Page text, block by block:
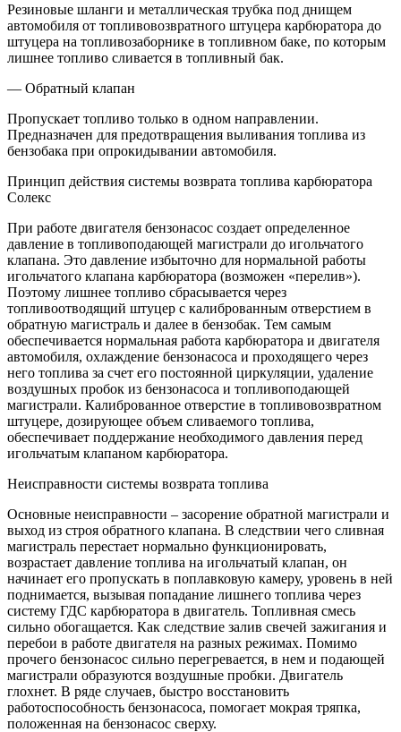
Резиновые шланги и металлическая трубка под днищем
автомобиля от топливовозвратного штуцера карбюратора до
штуцера на топливозаборнике в топливном баке, по которым
лишнее топливо сливается в топливный бак.
— Обратный клапан
Пропускает топливо только в одном направлении.
Предназначен для предотвращения выливания топлива из
бензобака при опрокидывании автомобиля.
Принцип действия системы возврата топлива карбюратора
Солекс
При работе двигателя бензонасос создает определенное
давление в топливоподающей магистрали до игольчатого
клапана. Это давление избыточно для нормальной работы
игольчатого клапана карбюратора (возможен «перелив»).
Поэтому лишнее топливо сбрасывается через
топливоотводящий штуцер с калиброванным отверстием в
обратную магистраль и далее в бензобак. Тем самым
обеспечивается нормальная работа карбюратора и двигателя
автомобиля, охлаждение бензонасоса и проходящего через
него топлива за счет его постоянной циркуляции, удаление
воздушных пробок из бензонасоса и топливоподающей
магистрали. Калиброванное отверстие в топливовозвратном
штуцере, дозирующее объем сливаемого топлива,
обеспечивает поддержание необходимого давления перед
игольчатым клапаном карбюратора.
Неисправности системы возврата топлива
Основные неисправности – засорение обратной магистрали и
выход из строя обратного клапана. В следствии чего сливная
магистраль перестает нормально функционировать,
возрастает давление топлива на игольчатый клапан, он
начинает его пропускать в поплавковую камеру, уровень в ней
поднимается, вызывая попадание лишнего топлива через
систему ГДС карбюратора в двигатель. Топливная смесь
сильно обогащается. Как следствие залив свечей зажигания и
перебои в работе двигателя на разных режимах. Помимо
прочего бензонасос сильно перегревается, в нем и подающей
магистрали образуются воздушные пробки. Двигатель
глохнет. В ряде случаев, быстро восстановить
работоспособность бензонасоса, помогает мокрая тряпка,
положенная на бензонасос сверху.